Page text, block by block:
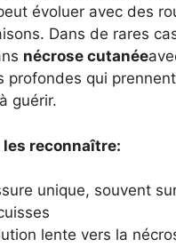
évoluer avec des
Dans de rares
nécrose cutanée
profondes qui
guérir.
les reconnaître:
unique, souvent
lente vers la